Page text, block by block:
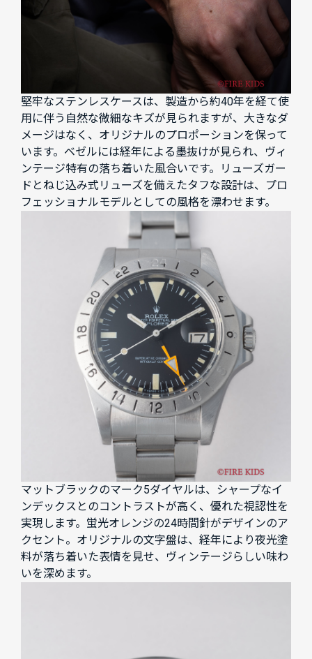
堅牢なステンレスケースは、製造から約40年を経て使
用に伴う自然な微細なキズが見られますが、大きなダ
メージはなく、オリジナルのプロポーションを保って
います。ベゼルには経年による墨抜けが見られ、ヴィ
ンテージ特有の落ち着いた風合いです。リューズガー
ドとねじ込み式リューズを備えたタフな設計は、プロ
フェッショナルモデルとしての風格を漂わせます。
マットブラックのマーク5ダイヤルは、シャープなイ
ンデックスとのコントラストが高く、優れた視認性を
実現します。蛍光オレンジの24時間針がデザインのア
クセント。オリジナルの文字盤は、経年により夜光塗
料が落ち着いた表情を見せ、ヴィンテージらしい味わ
いを深めます。